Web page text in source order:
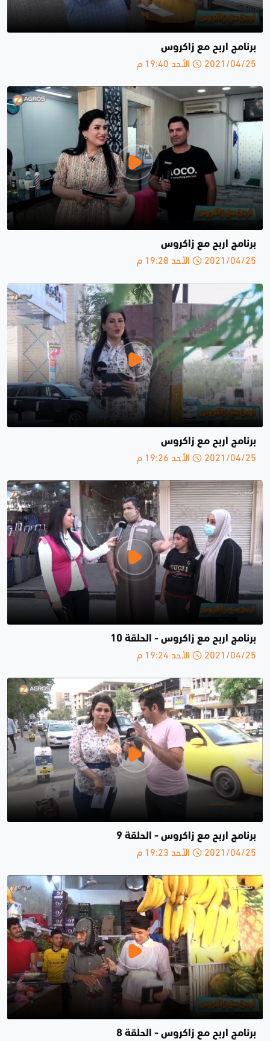
برنامج اربح مع زاكروس
2021/04/25 الأحد 19:40 م
برنامج اربح مع زاكروس
2021/04/25 الأحد 19:28 م
برنامج اربح مع زاكروس
2021/04/25 الأحد 19:26 م
برنامج اربح مع زاكروس - الحلقة 10
2021/04/25 الأحد 19:24 م
برنامج اربح مع زاكروس - الحلقة 9
2021/04/25 الأحد 19:23 م
برنامج اربح مع زاكروس - الحلقة 8